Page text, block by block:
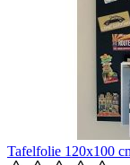
Tafelfolie 120x100